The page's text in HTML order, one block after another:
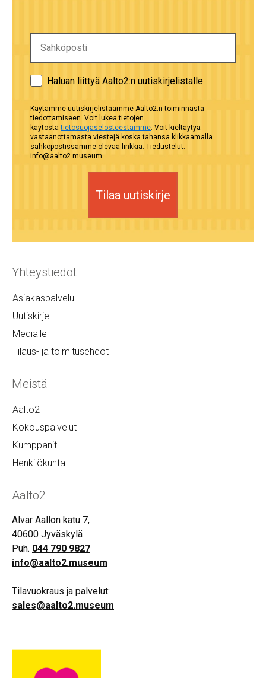
Haluan liittyä Aalto2:n uutiskirjelistalle
Käytämme uutiskirjelistaamme Aalto2:n toiminnasta
tiedottamiseen. Voit lukea tietojen
käytöstätietosuojaselosteestamme. Voit kieltäytyä
vastaanottamasta viestejä koska tahansa klikkaamalla
sähköpostissamme olevaa linkkiä. Tiedustelut:
info@aalto2.museum
Tilaa uutiskirje
Yhteystiedot
Asiakaspalvelu
Uutiskirje
Medialle
Tilaus- ja toimitusehdot
Meistä
Aalto2
Kokouspalvelut
Kumppanit
Henkilökunta
Aalto2
Alvar Aallon katu 7,
40600 Jyväskylä
Puh. 044 790 9827
info@aalto2.museum
Tilavuokraus ja palvelut:
sales@aalto2.museum